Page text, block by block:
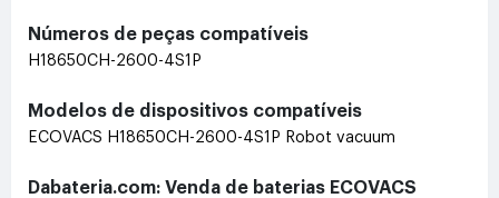
Números de peças compatíveis
H18650CH-2600-4S1P
Modelos de dispositivos compatíveis
ECOVACS H18650CH-2600-4S1P Robot vacuum
Dabateria.com: Venda de baterias ECOVACS